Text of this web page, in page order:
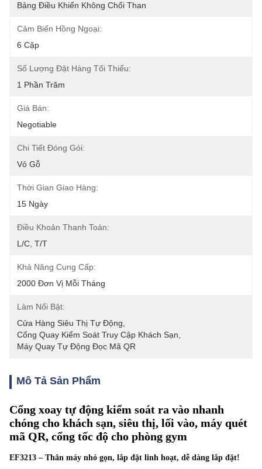
Bảng Điều Khiển Không Chổi Than
Cảm Biến Hồng Ngoại:
6 Cặp
Số Lượng Đặt Hàng Tối Thiểu:
1 Phần Trăm
Giá Bán:
Negotiable
Chi Tiết Đóng Gói:
Vỏ Gỗ
Thời Gian Giao Hàng:
15 Ngày
Điều Khoản Thanh Toán:
L/C, T/T
Khả Năng Cung Cấp:
2000 Đơn Vị Mỗi Tháng
Làm Nổi Bật:
Cửa Hàng Siêu Thị Tự Động
Cổng Quay Kiểm Soát Truy Cập Khách Sạn
Máy Quay Tự Động Đọc Mã QR
Mô Tả Sản Phẩm
Cổng xoay tự động kiểm soát ra vào nhanh
chóng cho khách sạn, siêu thị, lối vào, máy quét
mã QR, cổng tốc độ cho phòng gym
EF3213 – Thân máy nhỏ gọn, lắp đặt linh hoạt, dễ dàng lắp đặt!